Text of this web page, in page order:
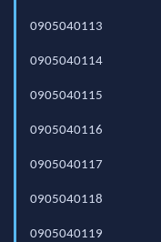
0905040113
0905040114
0905040115
0905040116
0905040117
0905040118
0905040119